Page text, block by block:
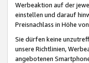
Werbeaktion auf der
einstellen und darauf
Preisnachlass in Höhe
Sie dürfen keine
unsere Richtlinien,
angebotenen